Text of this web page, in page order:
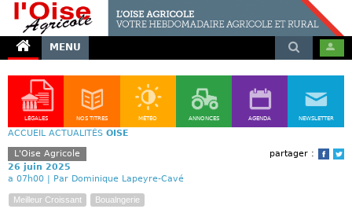
MENU
LÉGALES NOS TITRES MÉTÉO ANNONCES AGENDA NEWSLETTER
ACCUEIL ACTUALITÉS OISE
partager :
L'Oise Agricole
26 juin 2025
a 07h00 | Par Dominique Lapeyre-Cavé
Meilleur Croissant Boualngerie